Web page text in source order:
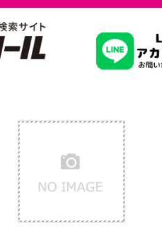
習いたいこ
スクールを
駅・路線か